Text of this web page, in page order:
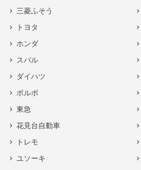
三菱ふそう
トヨタ
ホンダ
スバル
ダイハツ
ボルボ
東急
花見台自動車
トレモ
ユソーキ